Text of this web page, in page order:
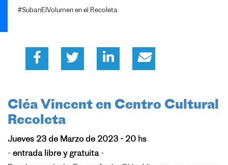
#SubanElVolumen en el Recoleta
Cléa Vincent en Centro Cultural
Recoleta
Jueves 23 de Marzo de 2023 - 20 hs
- entrada libre y gratuita -